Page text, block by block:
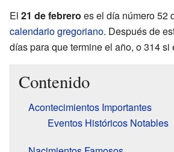
El 21 de febrero es el día número 52
calendario gregoriano. Después de
días para que termine el año, o 314 si
Contenido
Acontecimientos Importantes
Eventos Históricos Notables